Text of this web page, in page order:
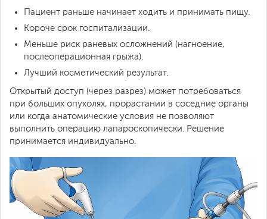
Пациент раньше начинает ходить и принимать пищу.
Короче срок госпитализации.
Меньше риск раневых осложнений (нагноение,
послеоперационная грыжа).
Лучший косметический результат.
Открытый доступ (через разрез) может потребоваться
при больших опухолях, прорастании в соседние органы
или когда анатомические условия не позволяют
выполнить операцию лапароскопически. Решение
принимается индивидуально.